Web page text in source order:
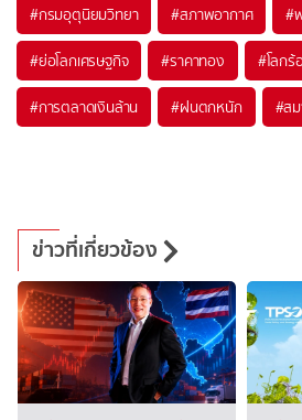
#กรมอุตุนิยมวิทยา #สภาพอากาศ #
#ย่อโลกเศรษฐกิจ #ราคาทอง #โลกร้
#การตลาดเงินล้าน #ฝนตกหนัก #ส
ข่าวที่เกี่ยวข้อง